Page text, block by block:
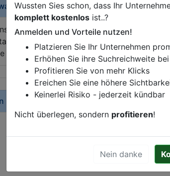
oder andere relevante
Gerne erweitern wir Ihren
sich von Ihren Wettbewerbern abheben.
Wussten Sies schon, dass Ihr
komplett kostenlos ist..?
Anmelden und Vorteile nutzen!
Platzieren Sie Ihr Unternehmen
Erhöhen Sie ihre Suchreichweite
Profitieren Sie von mehr Klicks
Ereichen Sie eine höhere
Keinerlei Risiko - jederzeit kündbar
Nicht überlegen, sondern profitieren!
Nein danke